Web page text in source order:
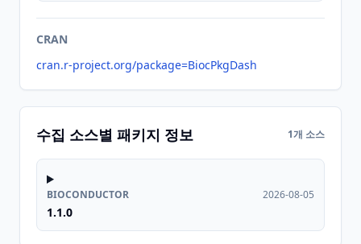
CRAN
cran.r-project.org/package=BiocPkgDash
수집 소스별 패키지 정보 1개 소스
BIOCONDUCTOR
1.1.0
2026-08-05